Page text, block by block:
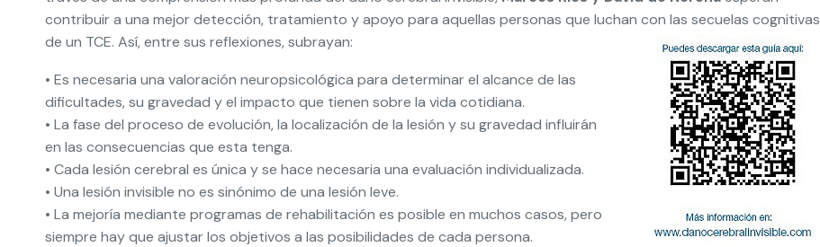
contribuir a una mejor detección, tratamiento y apoyo para aquellas personas que luchan con las secuelas cognitivas
de un TCE. Así, entre sus reflexiones, subrayan:
• Es necesaria una valoración neuropsicológica para determinar el alcance de las
dificultades, su gravedad y el impacto que tienen sobre la vida cotidiana.
• La fase del proceso de evolución, la localización de la lesión y su gravedad influirán
en las consecuencias que esta tenga.
• Cada lesión cerebral es única y se hace necesaria una evaluación individualizada.
• Una lesión invisible no es sinónimo de una lesión leve.
• La mejoría mediante programas de rehabilitación es posible en muchos casos, pero
siempre hay que ajustar los objetivos a las posibilidades de cada persona.